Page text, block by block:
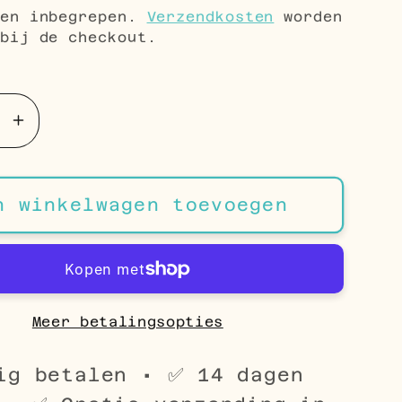
inbegrepen. Verzendkosten
worden
bij de checkout.
Aantal
verhogen
voor
Mat
Roze
Parel
Oorbellen
-
6mm
925
Zilver
winkelwagen toevoegen
Meer betalingsopties
betalen • ✅ 14 dagen